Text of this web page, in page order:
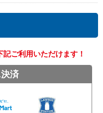
ご利用いただけます！
済